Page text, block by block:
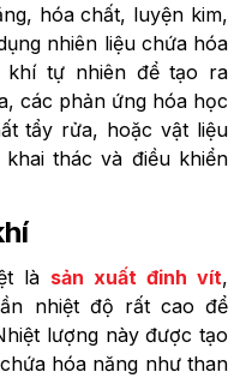
hóa chất, luyện kim,
nhiên liệu chứa hóa
khí tự nhiên để tạo ra
các phản ứng hóa học
tẩy rửa, hoặc vật liệu
thác và điều khiển
là sản xuất đinh vít,
nhiệt độ rất cao để
lượng này được tạo
hóa năng như than